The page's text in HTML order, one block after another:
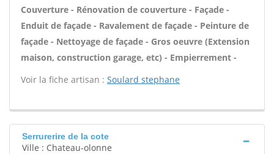
Couverture - Rénovation de couverture - Façade -
Enduit de façade - Ravalement de façade - Peinture de
façade - Nettoyage de façade - Gros oeuvre (Extension
maison, construction garage, etc) - Empierrement -
Voir la fiche artisan : Soulard stephane
Serrurerire de la cote
Ville : Chateau-olonne